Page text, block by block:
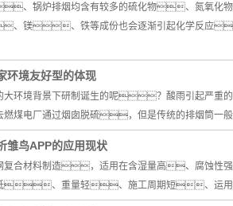
、锅炉排烟均含有较多的硫化物、氮氧化
、镁、铁等成份也会逐渐引起化学反应
环境友好型的体现
大环境背景下研制诞生的呢？酸雨引起严
电厂通过烟囱脱硫，但是传统的排烟筒一般
雏鸟APP的应用现状
复合材料制造，适用在含湿量高、腐蚀
、重量轻、施工周期短、运用寿